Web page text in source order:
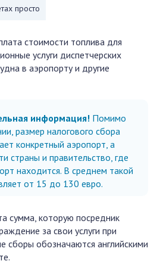
просто
стоимости топлива для
услуги диспетчерских
в аэропорту и другие
информация! Помимо
размер налогового сбора
конкретный аэропорт, а
страны и правительство, где
находится. В среднем такой
от 15 до 130 евро.
сумма, которую посредник
за свои услуги при
сборы обозначаются английскими